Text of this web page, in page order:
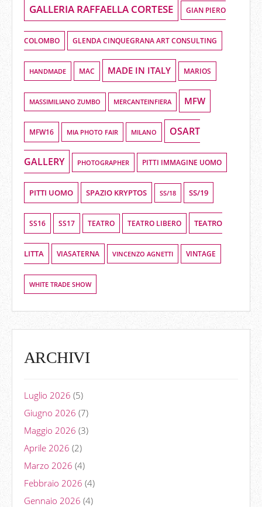
GALLERIA RAFFAELLA CORTESE GIAN PIERO
COLOMBO GLENDA CINQUEGRANA ART CONSULTING
HANDMADE MAC MADE IN ITALY MARIOS
MASSIMILIANO ZUMBO MERCANTEINFIERA MFW
MFW16 MIA PHOTO FAIR MILANO OSART
GALLERY PHOTOGRAPHER PITTI IMMAGINE UOMO
PITTI UOMO SPAZIO KRYPTOS SS/18 SS/19
SS16 SS17 TEATRO TEATRO LIBERO TEATRO
LITTA VIASATERNA VINCENZO AGNETTI VINTAGE
WHITE TRADE SHOW
ARCHIVI
Luglio 2026 (5)
Giugno 2026 (7)
Maggio 2026 (3)
Aprile 2026 (2)
Marzo 2026 (4)
Febbraio 2026 (4)
Gennaio 2026 (4)